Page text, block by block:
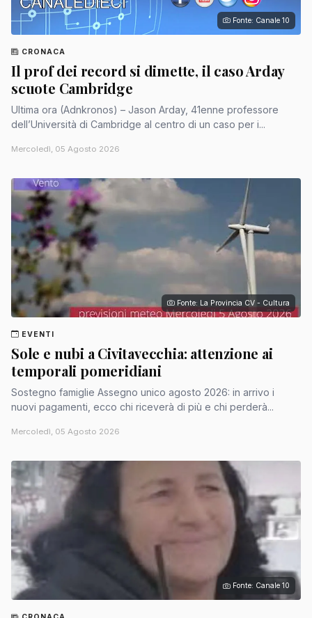
Fonte: Canale 10
CRONACA
Il prof dei record si dimette, il caso Arday
scuote Cambridge
Ultima ora (Adnkronos) – Jason Arday, 41enne professore
dell’Università di Cambridge al centro di un caso per i...
Mercoledì, 05 Agosto 2026
Fonte: La Provincia CV - Cultura
EVENTI
Sole e nubi a Civitavecchia: attenzione ai
temporali pomeridiani
Sostegno famiglie Assegno unico agosto 2026: in arrivo i
nuovi pagamenti, ecco chi riceverà di più e chi perderà...
Mercoledì, 05 Agosto 2026
Fonte: Canale 10